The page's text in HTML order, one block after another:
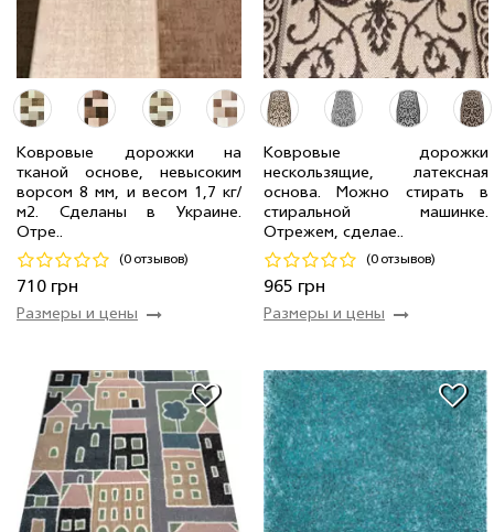
Ковровые дорожки на
тканой основе, невысоким
ворсом 8 мм, и весом 1,7 кг/
м2. Сделаны в Украине.
Отре..
(0 отзывов)
710 грн
Размеры и цены
1.20 м 22 мп 710 грн/мп
Ковровые дорожки
нескользящие, латексная
основа. Можно стирать в
стиральной машинке.
Отрежем, сделае..
(0 отзывов)
965 грн
Размеры и цены
1.50 м 2 мп 965 грн/мп
Код 22487